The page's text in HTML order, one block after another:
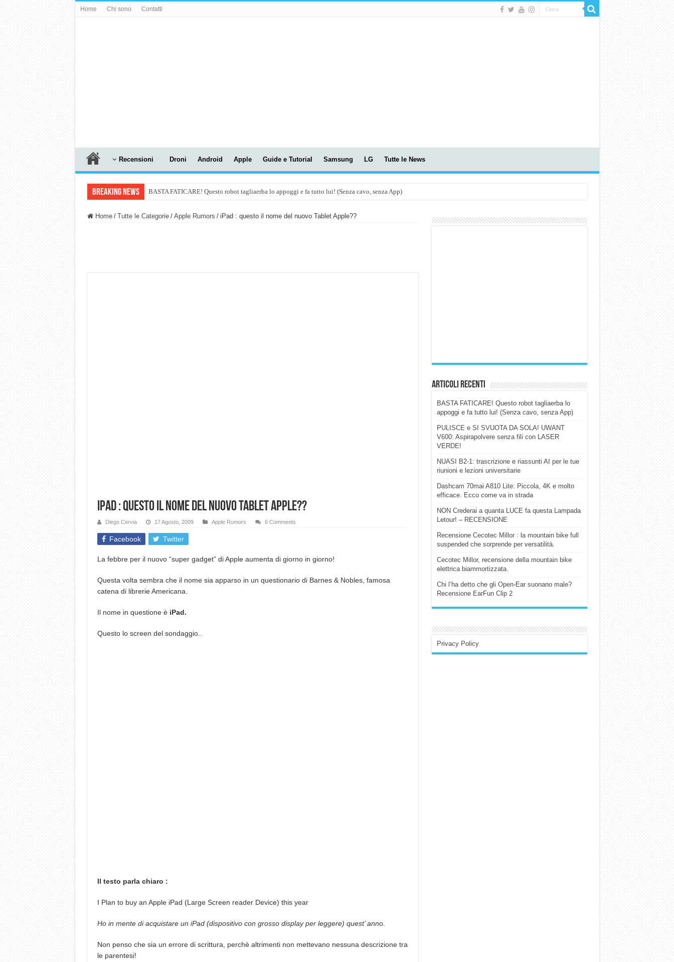
Home Chi sono Contatti
Recensioni Droni Android Apple Guide e Tutorial Samsung LG Tutte le News
Breaking News BASTA FATICARE! Questo robot tagliaerba lo appoggi e fa tutto lui! (Senza cavo, senza App)
Home / Tutte le Categorie / Apple Rumors / iPad : questo il nome del nuovo Tablet Apple??
iPad : questo il nome del nuovo Tablet Apple??
Diego Cervia 17 Agosto, 2009 Apple Rumors 6 Comments
Facebook Twitter
La febbre per il nuovo “super gadget” di Apple aumenta di giorno in giorno!
Questa volta sembra che il nome sia apparso in un questionario di Barnes & Nobles, famosa
catena di librerie Americana.
Il nome in questione è iPad.
Questo lo screen del sondaggio..
Il testo parla chiaro :
I Plan to buy an Apple iPad (Large Screen reader Device) this year
Ho in mente di acquistare un iPad (dispositivo con grosso display per leggere) quest’ anno.
Non penso che sia un errore di scrittura, perchè altrimenti non mettevano nessuna descrizione tra
le parentesi!
Articoli Recenti
BASTA FATICARE! Questo robot tagliaerba lo
appoggi e fa tutto lui! (Senza cavo, senza App)
PULISCE e SI SVUOTA DA SOLA! UWANT
V600: Aspirapolvere senza fili con LASER
VERDE!
NUASI B2-1: trascrizione e riassunti AI per le tue
riunioni e lezioni universitarie
Dashcam 70mai A810 Lite: Piccola, 4K e molto
efficace. Ecco come va in strada
NON Crederai a quanta LUCE fa questa Lampada
Letour! – RECENSIONE
Recensione Cecotec Millor : la mountain bike full
suspended che sorprende per versatilità.
Cecotec Millor, recensione della mountain bike
elettrica biammortizzata.
Chi l’ha detto che gli Open-Ear suonano male?
Recensione EarFun Clip 2
Privacy Policy